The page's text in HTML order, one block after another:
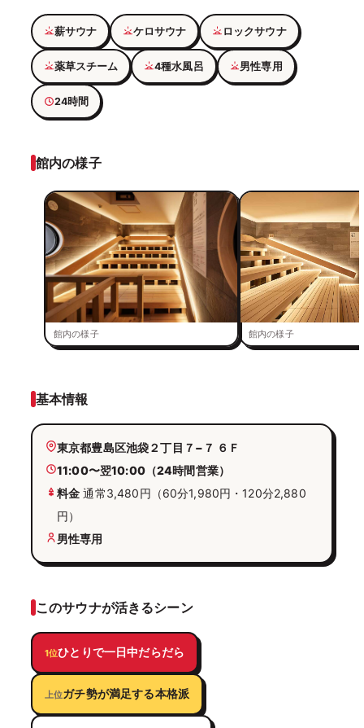
薪サウナ ケロサウナ ロックサウナ
薬草スチーム 4種水風呂 男性専用
24時間
館内の様子
館内の様子 館内の様子
基本情報
東京都豊島区池袋２丁目７−７ ６Ｆ
11:00〜翌10:00（24時間営業）
料金 通常3,480円（60分1,980円・120分2,880
円）
男性専用
このサウナが活きるシーン
1位ひとりで一日中だらだら
上位ガチ勢が満足する本格派